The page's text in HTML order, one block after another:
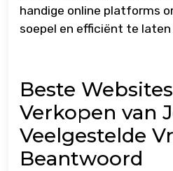
handige online platforms
soepel en efficiënt te laten
Beste
Verkopen van
Veelgestelde
Beantwoord